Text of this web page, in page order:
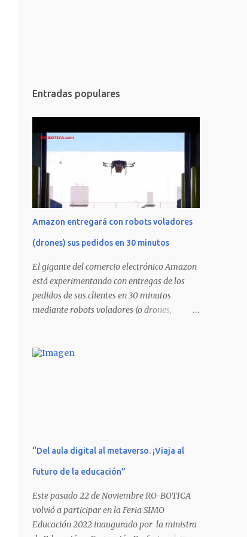
Entradas populares
Amazon entregará con robots voladores
(drones) sus pedidos en 30 minutos
El gigante del comercio electrónico Amazon
está experimentando con entregas de los
pedidos de sus clientes en 30 minutos
mediante robots voladores (o drones,
explicado su director ejecutivo, Jeff Bezos, en
del total de pedidos que reparte Amazon.
Los drones saldrían de los centros de
pedidos hasta las casas de los clientes. Bezos
ha admitido que este proyecto que parece de
ciencia ficción no podrá entrar en
“Del aula digital al metaverso. ¡Viaja al
futuro de la educación”
Este pasado 22 de Noviembre RO-BOTICA
volvió a participar en la Feria SIMO
Educación 2022 inaugurado por la ministra